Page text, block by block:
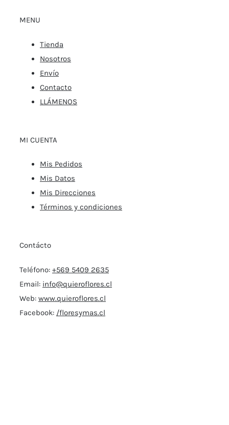
MENU
Tienda
Nosotros
Envío
Contacto
LLÁMENOS
MI CUENTA
Mis Pedidos
Mis Datos
Mis Direcciones
Términos y condiciones
Contácto
Teléfono: +569 5409 2635
Email: info@quieroflores.cl
Web: www.quieroflores.cl
Facebook: /floresymas.cl